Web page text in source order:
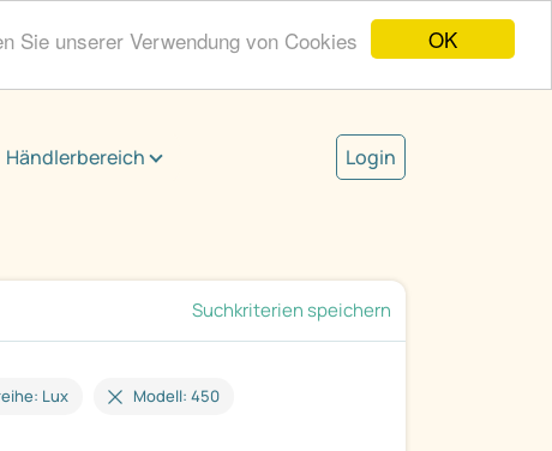
OK
Sie unserer Verwendung von Cookies
Händlerbereich Login
Suchkriterien speichern
Lux Modell: 450